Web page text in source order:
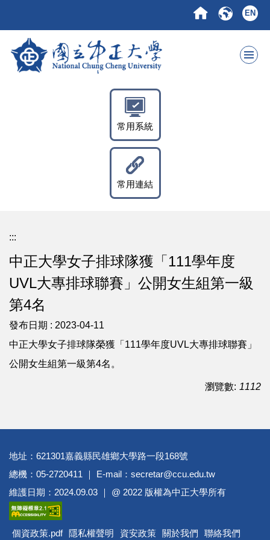
要
EN
常用系統
常用連結
:::
中正大學女子排球隊獲「111學年度
UVL大專排球聯賽」公開女生組第一級
第4名
發布日期 : 2023-04-11
中正大學女子排球隊榮獲「111學年度UVL大專排球聯賽」
公開女生組第一級第4名。
瀏覽數: 1112
地址：621301嘉義縣民雄鄉大學路一段168號
總機：05-2720411 ｜ E-mail：secretar@ccu.edu.tw
維護日期：2024.09.03 ｜ @ 2022 版權為中正大學所有
個資政策.pdf 隱私權聲明 資安政策 關於我們 聯絡我們